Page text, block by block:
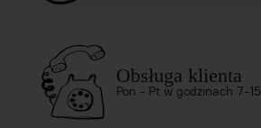
Obsługa klienta
Pon - Pt w godzinach 7-15